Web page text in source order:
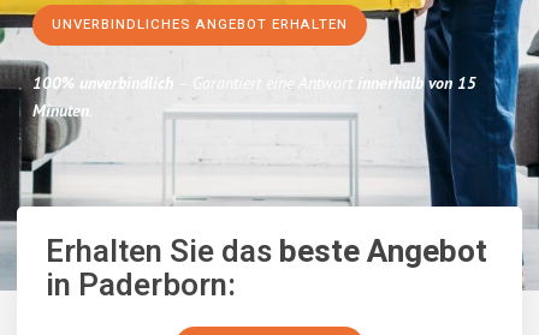
UNVERBINDLICHES ANGEBOT ERHALTEN
100% unverbindlich – Garantiert eine Antwort innerhalb von 15
Minuten.
Erhalten Sie dasbeste Angebot
in Paderborn: